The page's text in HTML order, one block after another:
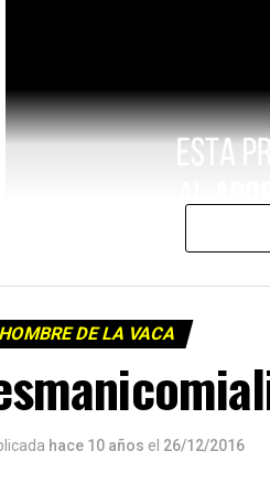
DE LA VACA
hace 10 años el 26/12/2016